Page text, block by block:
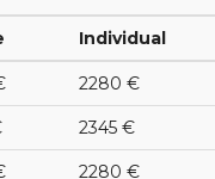
Individual
2280 €
2345 €
2280 €